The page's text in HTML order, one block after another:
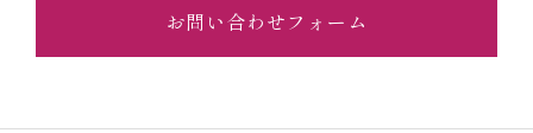
お問い合わせフォーム